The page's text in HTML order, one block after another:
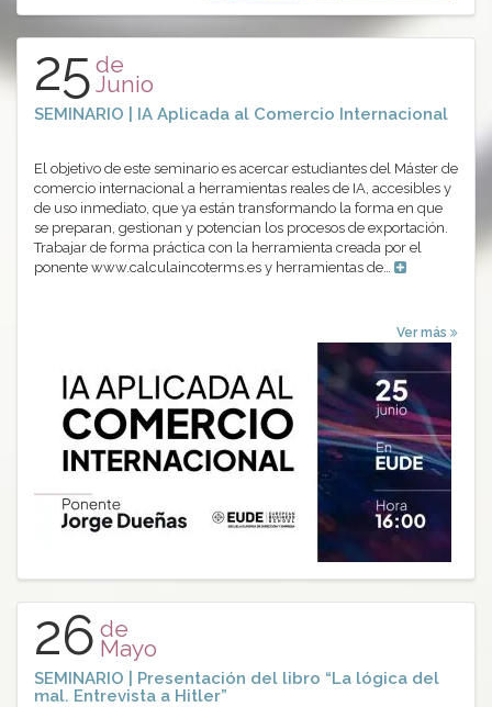
25 de
Junio
SEMINARIO | IA Aplicada al Comercio Internacional
El objetivo de este seminario es acercar estudiantes del Máster de
comercio internacional a herramientas reales de IA, accesibles y
de uso inmediato, que ya están transformando la forma en que
se preparan, gestionan y potencian los procesos de exportación.
Trabajar de forma práctica con la herramienta creada por el
ponente www.calculaincoterms.es y herramientas de…
Ver más
26 de
Mayo
SEMINARIO | Presentación del libro “La lógica del
mal. Entrevista a Hitler”